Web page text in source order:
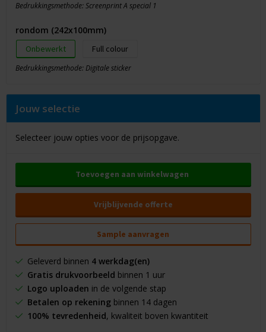
Bedrukkingsmethode: Screenprint A special 1
rondom (242x100mm)
Onbewerkt Full colour
Bedrukkingsmethode: Digitale sticker
Jouw selectie
Selecteer jouw opties voor de prijsopgave.
Toevoegen aan winkelwagen
Vrijblijvende offerte
Sample aanvragen
Geleverd binnen 4 werkdag(en)
Gratis drukvoorbeeld binnen 1 uur
Logo uploaden in de volgende stap
Betalen op rekeningbinnen 14 dagen
100% tevredenheid, kwaliteit boven kwantiteit